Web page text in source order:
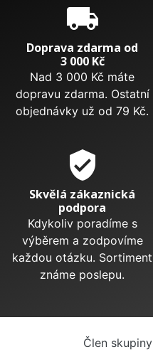
local_shipping
Doprava zdarma od
3 000 Kč
Nad 3 000 Kč máte
dopravu zdarma. Ostatní
objednávky už od 79 Kč.
verified_user
Skvělá zákaznická
podpora
Kdykoliv poradíme s
výběrem a zodpovíme
každou otázku. Sortiment
známe poslepu.
Člen skupiny